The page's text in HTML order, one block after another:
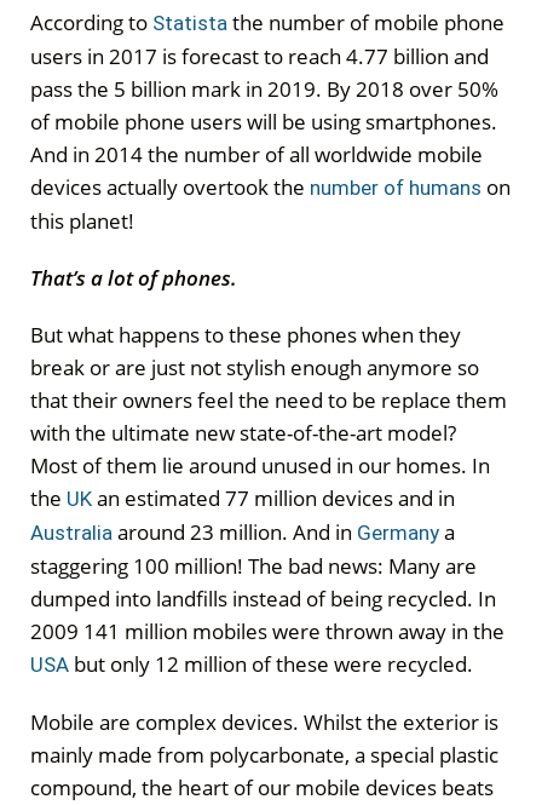
According to Statista the number of mobile phone
users in 2017 is forecast to reach 4.77 billion and
pass the 5 billion mark in 2019. By 2018 over 50%
of mobile phone users will be using smartphones.
And in 2014 the number of all worldwide mobile
devices actually overtook the number of humans on
this planet!
That’s a lot of phones.
But what happens to these phones when they
break or are just not stylish enough anymore so
that their owners feel the need to be replace them
with the ultimate new state-of-the-art model?
Most of them lie around unused in our homes. In
the UK an estimated 77 million devices and in
Australia around 23 million. And in Germany a
staggering 100 million! The bad news: Many are
dumped into landfills instead of being recycled. In
2009 141 million mobiles were thrown away in the
USA but only 12 million of these were recycled.
Mobile are complex devices. Whilst the exterior is
mainly made from polycarbonate, a special plastic
compound, the heart of our mobile devices beats